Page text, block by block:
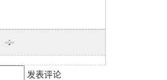
发表评论